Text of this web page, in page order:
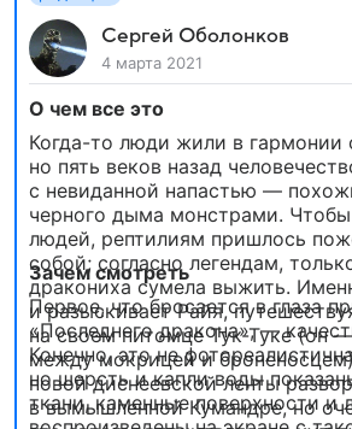
Сергей Оболонков
4 марта 2021
О чем все это
Когда-то люди жили в гармонии
но пять веков назад
с невиданной напастью —
черного дыма монстрами.
людей, рептилиям пришлось
собой; согласно легендам,
дракониха сумела выжить.
и разыскивает Райя,
на своем питомце Тук-Туке (он
между мокрицей и
новой диснеевской ленты
в вымышленной Кумандре, но
Зачем смотреть
Первое, что бросается в глаза
«Последнего дракона», —
Конечно, это не
но шерсть и капли воды
ткани, каменные поверхности и